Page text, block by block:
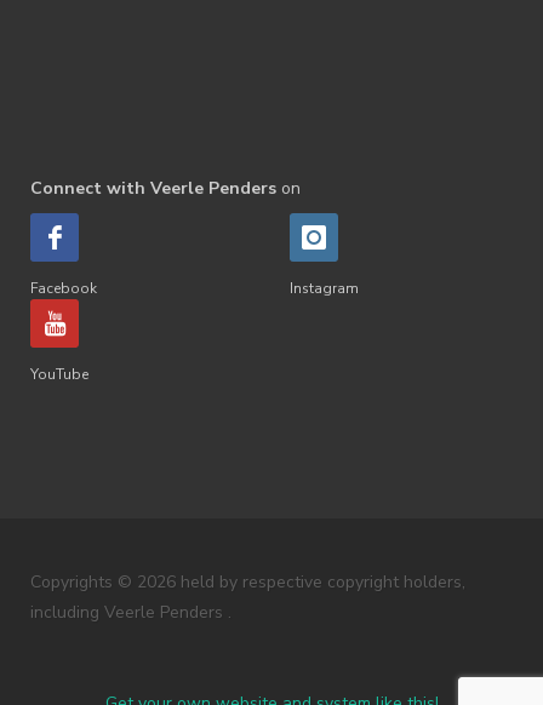
Connect with Veerle Penders on
Facebook Instagram
YouTube
Copyrights © 2026 held by respective copyright holders,
including Veerle Penders .